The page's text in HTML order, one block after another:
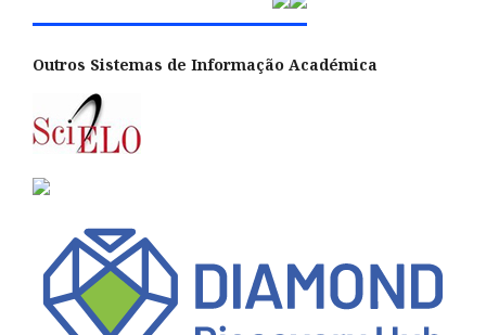
Outros Sistemas de Informação Académica